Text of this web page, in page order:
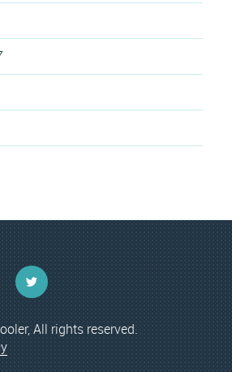
Twitter
All rights reserved.